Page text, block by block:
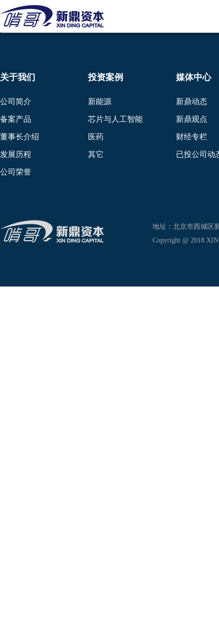
关于我们
公司简介
备案产品
董事长介绍
发展历程
公司荣誉
投资案例
新能源
芯片与人工智能
医药
其它
媒体中心
新鼎动态
新鼎观点
财经专栏
已投公司动
地址：北京市西城区
Copyright @ 2018